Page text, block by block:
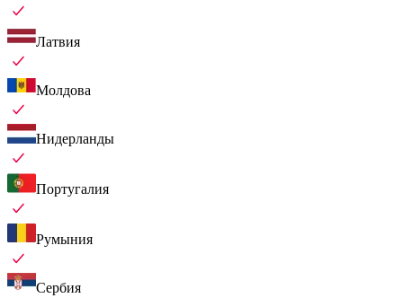
Латвия
Молдова
Нидерланды
Португалия
Румыния
Сербия